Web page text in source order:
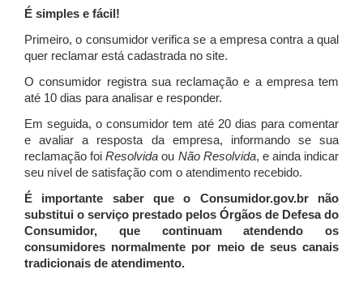
É simples e fácil!
Primeiro, o consumidor verifica se a empresa contra a qual
quer reclamar está cadastrada no site.
O consumidor registra sua reclamação e a empresa tem
até 10 dias para analisar e responder.
Em seguida, o consumidor tem até 20 dias para comentar
e avaliar a resposta da empresa, informando se sua
reclamação foiResolvida ou Não Resolvida, e ainda indicar
seu nível de satisfação com o atendimento recebido.
É importante saber que o Consumidor.gov.br não
substitui o serviço prestado pelos Órgãos de Defesa do
Consumidor, que continuam atendendo os
consumidores normalmente por meio de seus canais
tradicionais de atendimento.